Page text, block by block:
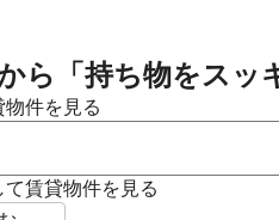
ら「持ち物をスッ
件を見る
賃貸物件を見る